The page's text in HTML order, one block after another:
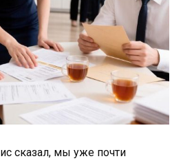
сказал, мы уже почти